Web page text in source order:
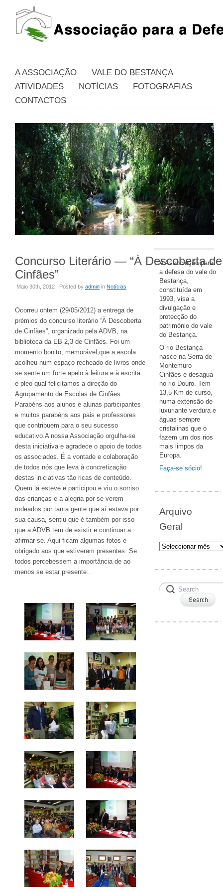
A ASSOCIAÇÃO
VALE DO BESTANÇA
ATIVIDADES
NOTÍCIAS
FOTOGRAFIAS
CONTACTOS
Concurso Literário — “À Descoberta de
Cinfães”
Maio 30th, 2012 | Posted by admin in Notícias
Ocorreu ontem (29/05/2012) a entrega de
prémios do concurso literário “À Descoberta
de Cinfães”, organizado pela ADVB, na
biblioteca da EB 2,3 de Cinfães. Foi um
momento bonito, memorável,que a escola
acolheu num espaço recheado de livros onde
se sente um forte apelo à leitura e à escrita
e pleo qual felicitamos a direção do
Agrupamento de Escolas de Cinfães.
Parabéns aos alunos e alunas participantes
e muitos parabéns aos pais e professores
que contribuem para o seu sucesso
educativo.A nossa Associação orgulha-se
desta iniciativa e agradece o apoio de todos
os associados. É a vontade e colaboração
de todos nós que leva à concretização
destas iniciativas tão ricas de conteúdo.
Quem lá esteve e participou e viu o sorriso
das crianças e a alegria por se verem
rodeados por tanta gente que aí estava por
sua causa, sentiu que é também por isso
que a ADVB tem de existir e continuar a
afirmar-se. Aqui ficam algumas fotos e
obrigado aos que estiveram presentes. Se
todos percebessem a importância de ao
menos se estar presente…
A Associação para
a defesa do vale do
Bestança,
constituída em
1993, visa a
divulgação e
protecção do
património do vale
do Bestança.
O rio Bestança
nasce na Serra de
Montemuro -
Cinfães e desagua
no rio Douro. Tem
13,5 Km de curso,
numa extensão de
luxuriante verdura e
àguas sempre
cristalinas que o
fazem um dos rios
mais limpos da
Europa.
Faça-se sócio!
Arquivo
Geral
Arquivo